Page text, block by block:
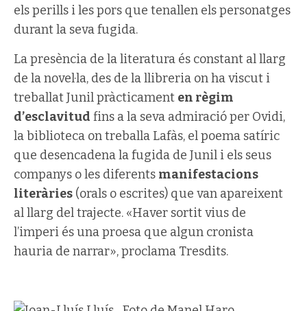
els perills i les pors que tenallen els personatges
durant la seva fugida.
La presència de la literatura és constant al llarg
de la novel·la, des de la llibreria on ha viscut i
treballat Junil pràcticament en règim
d’esclavitud fins a la seva admiració per Ovidi,
la biblioteca on treballa Lafàs, el poema satíric
que desencadena la fugida de Junil i els seus
companys o les diferents manifestacions
literàries (orals o escrites) que van apareixent
al llarg del trajecte. «Haver sortit vius de
l’imperi és una proesa que algun cronista
hauria de narrar», proclama Tresdits.